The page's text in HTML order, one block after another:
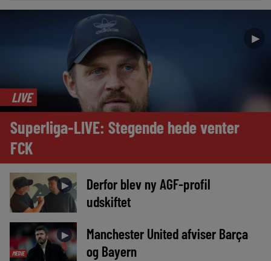
►
LIVE
Superliga-LIVE: Stegende hede venter
FCK
►
Derfor blev ny AGF-profil
udskiftet
MEDIE
►
Manchester United afviser Barça
og Bayern